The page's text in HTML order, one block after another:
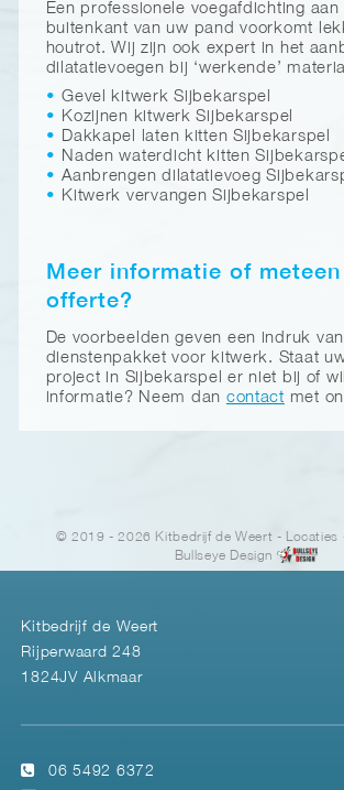
Een professionele voegafdichting aan
buitenkant van uw pand voorkomt
houtrot. Wij zijn ook expert in het
dilatatievoegen bij ‘werkende’
Gevel kitwerk Sijbekarspel
Kozijnen kitwerk Sijbekarspel
Dakkapel laten kitten Sijbekarspel
Naden waterdicht kitten
Aanbrengen dilatatievoeg
Kitwerk vervangen Sijbekarspel
Meer informatie of meteen
offerte?
De voorbeelden geven een indruk
dienstenpakket voor kitwerk. Staat
project in Sijbekarspel er niet bij of
informatie? Neem dan contact met
© 2019 - 2026 Kitbedrijf de Weert - Locaties
Bullseye Design
Kitbedrijf de Weert
Rijperwaard 248
1824JV Alkmaar
06 5492 6372